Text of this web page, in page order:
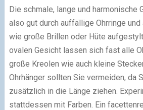
Die schmale, lange und harmonische
also gut durch auffällige Ohrringe
wie große Brillen oder Hüte
ovalen Gesicht lassen sich fast alle
große Kreolen wie auch kleine
Ohrhänger sollten Sie vermeiden, da
zusätzlich in die Länge ziehen.
stattdessen mit Farben. Ein